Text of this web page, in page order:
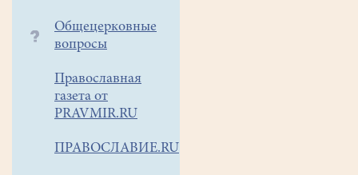
Общецерковные
вопросы
Православная
газета от
PRAVMIR.RU
ПРАВОСЛАВИЕ.RU